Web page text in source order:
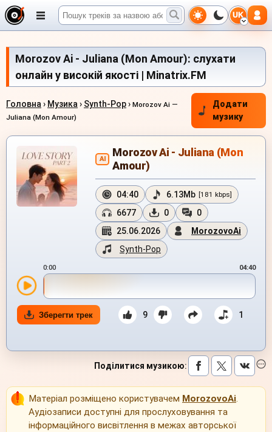
UK
Morozov Ai - Juliana (Mon Amour): слухати
онлайн у високій якості | Minatrix.FM
Головна › Музика › Synth-Pop› Morozov Ai —
Juliana (Mon Amour)
Додати
музику
AI
Morozov Ai - Juliana (Mon
Amour)
04:40 6.13Mb [181 kbps]
6677 0
0
25.06.2026
MorozovoAi
Synth-Pop
0:00 04:40
Зберегти трек 9 1
Поділитися музикою:
Матеріал розміщено користувачем MorozovoAi.
Аудіозаписи доступні для прослуховування та
інформаційного висвітлення в межах авторської